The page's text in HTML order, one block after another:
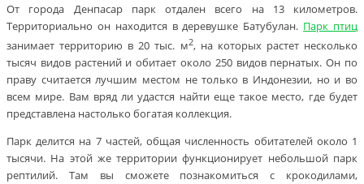
От города Денпасар парк отдален всего на 13 километров.
Территориально он находится в деревушке Батубулан. Парк птиц
занимает территорию в 20 тыс. м2, на которых растет несколько
тысяч видов растений и обитает около 250 видов пернатых. Он по
праву считается лучшим местом не только в Индонезии, но и во
всем мире. Вам вряд ли удастся найти еще такое место, где будет
представлена настолько богатая коллекция.
Парк делится на 7 частей, общая численность обитателей около 1
тысячи. На этой же территории функционирует небольшой парк
рептилий. Там вы сможете познакомиться с крокодилами,